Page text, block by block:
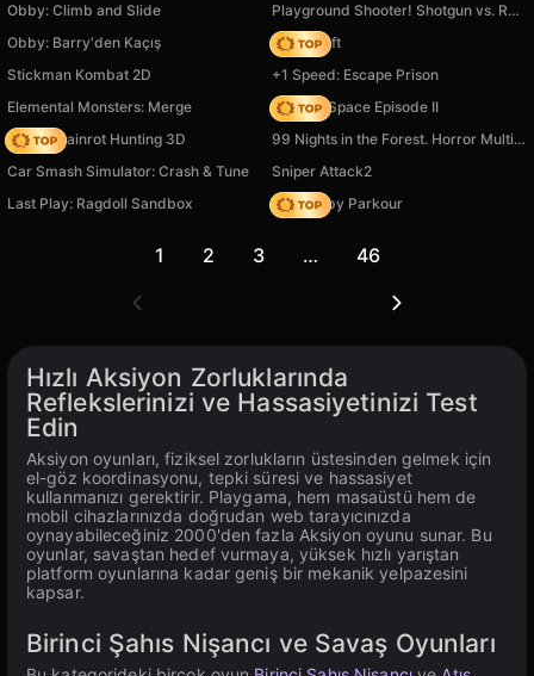
Obby: Climb and Slide
Playground Shooter! Shotgun vs. Ragdolls!
Obby: Barry'den Kaçış
Trap Craft
Stickman Kombat 2D
+1 Speed: Escape Prison
Elemental Monsters: Merge
Zombie Space Episode II
Italian Brainrot Hunting 3D
99 Nights in the Forest. Horror Multiplayer
Car Smash Simulator: Crash & Tune
Sniper Attack2
Last Play: Ragdoll Sandbox
Your Obby Parkour
1 2 3 … 46
Hızlı Aksiyon Zorluklarında
Reflekslerinizi ve Hassasiyetinizi Test
Edin
Aksiyon oyunları, fiziksel zorlukların üstesinden gelmek için
el-göz koordinasyonu, tepki süresi ve hassasiyet
kullanmanızı gerektirir. Playgama, hem masaüstü hem de
mobil cihazlarınızda doğrudan web tarayıcınızda
oynayabileceğiniz 2000'den fazla Aksiyon oyunu sunar. Bu
oyunlar, savaştan hedef vurmaya, yüksek hızlı yarıştan
platform oyunlarına kadar geniş bir mekanik yelpazesini
kapsar.
Birinci Şahıs Nişancı ve Savaş Oyunları